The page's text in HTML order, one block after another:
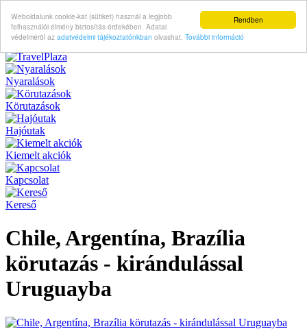
Rendben
Weboldalunk cookie-kat (sütiket) használ a legjobb
felhasználói élmény biztosítás érdekében. Adatai
védelméröl az adatvédelmi tájékoztatónkban olvashat. További információ
Nyaralások
Körutazások
Hajóutak
Kiemelt akciók
Kapcsolat
Kereső
Chile, Argentína, Brazília
körutazás - kirándulással
Uruguayba